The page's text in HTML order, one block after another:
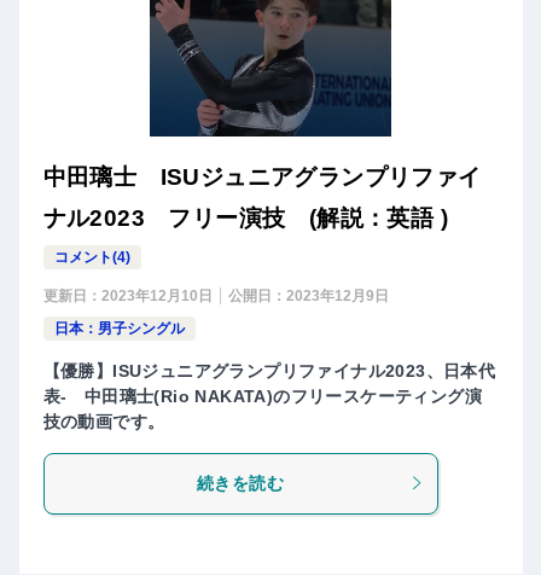
中田璃士 ISUジュニアグランプリファイ
ナル2023 フリー演技 (解説：英語 )
コメント(4)
更新日： 2023年12月10日 公開日： 2023年12月9日
日本：男子シングル
【優勝】ISUジュニアグランプリファイナル2023、日本代
表- 中田璃士(Rio NAKATA)のフリースケーティング演
技の動画です。
続きを読む